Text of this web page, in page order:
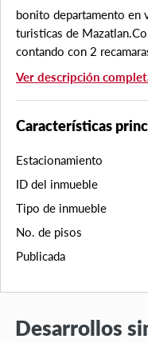
bonito departamento en
turisticas de
contando con 2
Ver descripción
Características
Estacionamiento
ID del inmueble
Tipo de inmueble
No. de pisos
Publicada
Desarrollos